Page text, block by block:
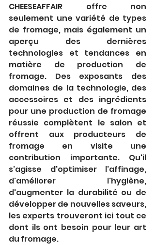
CHEESEAFFAIR offre non
seulement une variété de types
de fromage, mais également un
aperçu des dernières
technologies et tendances en
matière de production de
fromage. Des exposants des
domaines de la technologie, des
accessoires et des ingrédients
pour une production de fromage
réussie complètent le salon et
offrent aux producteurs de
fromage en visite une
contribution importante. Qu'il
s'agisse d'optimiser l'affinage,
d'améliorer l'hygiène,
d'augmenter la durabilité ou de
développer de nouvelles saveurs,
les experts trouveront ici tout ce
dont ils ont besoin pour leur art
du fromage.